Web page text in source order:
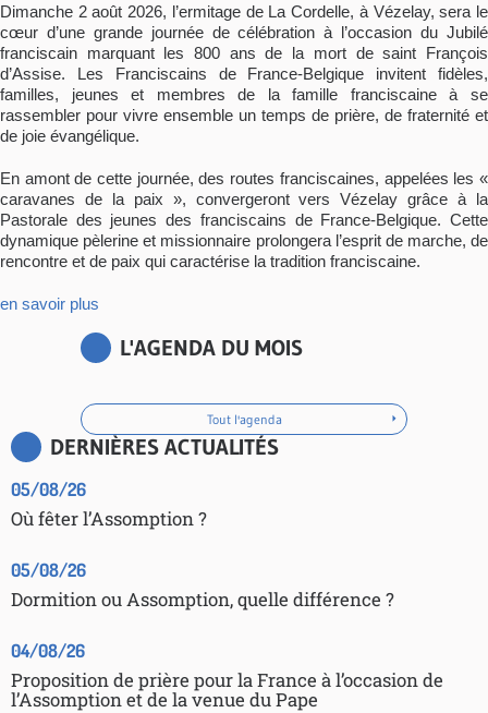
Dimanche 2 août 2026, l’ermitage de La Cordelle, à Vézelay, sera le
cœur d’une grande journée de célébration à l’occasion du Jubilé
franciscain marquant les 800 ans de la mort de saint François
d’Assise. Les Franciscains de France-Belgique invitent fidèles,
familles, jeunes et membres de la famille franciscaine à se
rassembler pour vivre ensemble un temps de prière, de fraternité et
de joie évangélique.
En amont de cette journée, des routes franciscaines, appelées les «
caravanes de la paix », convergeront vers Vézelay grâce à la
Pastorale des jeunes des franciscains de France-Belgique. Cette
dynamique pèlerine et missionnaire prolongera l’esprit de marche, de
rencontre et de paix qui caractérise la tradition franciscaine.
en savoir plus
L'AGENDA DU MOIS
Tout l'agenda
DERNIÈRES ACTUALITÉS
05/08/26
Où fêter l’Assomption ?
05/08/26
Dormition ou Assomption, quelle différence ?
04/08/26
Proposition de prière pour la France à l’occasion de
l’Assomption et de la venue du Pape